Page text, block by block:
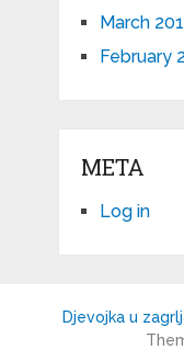
March
February
META
Log in
Djevojka u